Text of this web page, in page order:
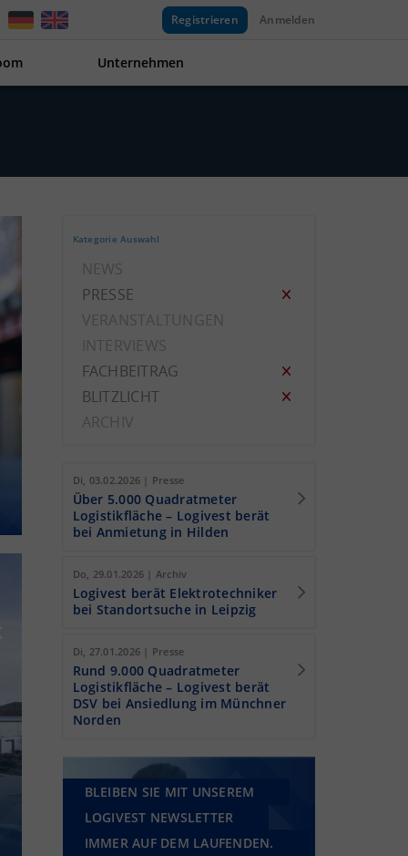
Registrieren Anmelden
Unternehmen
Kategorie Auswahl
NEWS
PRESSE
VERANSTALTUNGEN
INTERVIEWS
FACHBEITRAG
BLITZLICHT
ARCHIV
Di, 03.02.2026 | Presse
Über 5.000 Quadratmeter
Logistikfläche – Logivest berät
bei Anmietung in Hilden
Do, 29.01.2026 | Archiv
Logivest berät Elektrotechniker
bei Standortsuche in Leipzig
Di, 27.01.2026 | Presse
Rund 9.000 Quadratmeter
Logistikfläche – Logivest berät
DSV bei Ansiedlung im Münchner
Norden
BLEIBEN SIE MIT UNSEREM
LOGIVEST NEWSLETTER
IMMER AUF DEM LAUFENDEN.